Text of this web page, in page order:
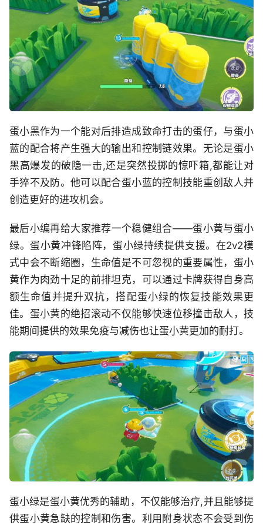
蛋小黑作为一个能对后排造成致命打击的蛋仔，与蛋小
蓝的配合将产生强大的输出和控制链效果。无论是蛋小
黑高爆发的破隐一击,还是突然投掷的惊吓箱,都能让对
手猝不及防。他可以配合蛋小蓝的控制技能重创敌人并
创造更好的进攻机会。
最后小编再给大家推荐一个稳健组合——蛋小黄与蛋小
绿。蛋小黄冲锋陷阵，蛋小绿持续提供支援。在2v2模
式中会不断缩圈，生命值是不可忽视的重要属性，蛋小
黄作为肉劲十足的前排坦克，可以通过卡牌获得自身高
额生命值并提升双抗，搭配蛋小绿的恢复技能效果更
佳。蛋小黄的绝招滚动不仅能够快速位移撞击敌人，技
能期间提供的效果免疫与减伤也让蛋小黄更加的耐打。
蛋小绿是蛋小黄优秀的辅助，不仅能够治疗,并且能够提
供蛋小黄急缺的控制和伤害。利用附身状态不会受到伤